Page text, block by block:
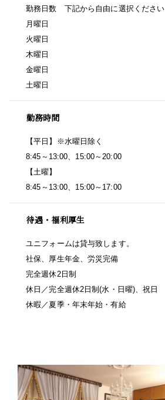
勤務日数 下記から自由に選択ください
月曜日
火曜日
木曜日
金曜日
土曜日
勤務時間
【平日】※水曜日除く
8:45～13:00、15:00～20:00
【土曜】
8:45～13:00、15:00～17:00
待遇・福利厚生
ユニフォームは貸与致します。
社保、厚生年金、労災完備
完全週休2日制
休日／完全週休2日制(水・日曜)、祝日
休暇／夏季・年末年始・有給